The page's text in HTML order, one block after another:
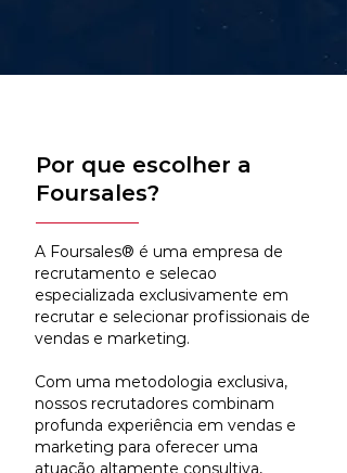
Por que escolher a
Foursales?
A Foursales® é uma empresa de
recrutamento e selecao
especializada exclusivamente em
recrutar e selecionar profissionais de
vendas e marketing.
Com uma metodologia exclusiva,
nossos recrutadores combinam
profunda experiência em vendas e
marketing para oferecer uma
atuação altamente consultiva,